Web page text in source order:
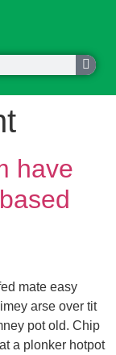
have
mate easy
arse over tit
pot old. Chip
a plonker hotpot